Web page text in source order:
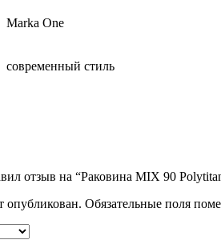
Marka One
современный стиль
отзыв на “Раковина MIX 90
опубликован. Обязательные поля